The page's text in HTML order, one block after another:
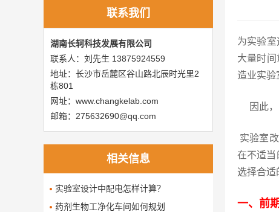
联系我们
湖南长轲科技发展有限公司
联系人：刘先生 13875924559
地址：长沙市岳麓区谷山路北辰时光里2
栋801
网址：www.changkelab.com
邮箱：275632690@qq.com
相关信息
实验室设计中配电怎样计算？
药剂生物工净化车间如何规划
为实验
大量时
造业实验
因此，
实验室
在不适当
选择合适
一、前